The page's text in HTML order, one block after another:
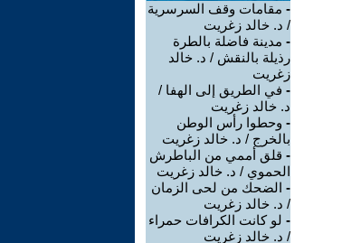
- مقامات وقف السرسرية
/ د. خالد زغريت
- مدينة فاضلة بالطرة
رذيلة بالنقش / د. خالد
زغريت
- في الطريق إلى الهفا /
د. خالد زغريت
- وحطوا رأس الوطن
بالخرج / د. خالد زغريت
- قلق أممي من الباطرش
الحموي / د. خالد زغريت
- الضحك من لحى الزمان
/ د. خالد زغريت
- لو كانت الكرافات حمراء
/ د. خالد زغريت